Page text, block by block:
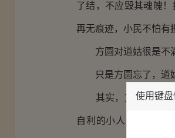
了结，不应毁其魂魄
再无痕迹，小民不怕有
方圆对道姑很是不满
只是方圆忘了，道姑
其实，方圆对道姑不
自利的小人。先是逼
使用键